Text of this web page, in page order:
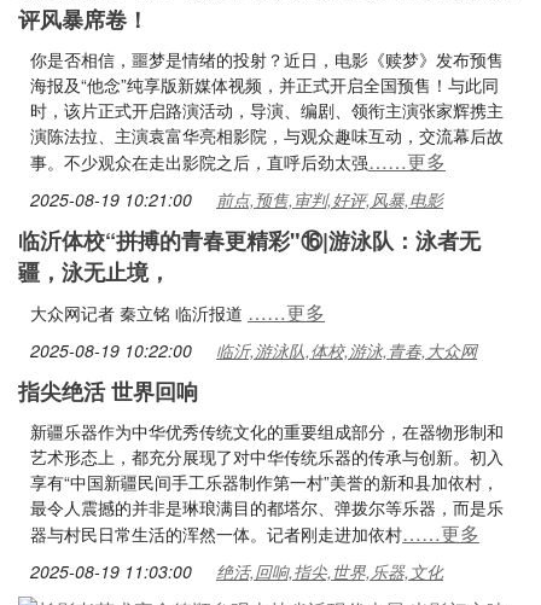
评风暴席卷！
你是否相信，噩梦是情绪的投射？近日，电影《赎梦》发布预售
海报及“他念”纯享版新媒体视频，并正式开启全国预售！与此同
时，该片正式开启路演活动，导演、编剧、领衔主演张家辉携主
演陈法拉、主演袁富华亮相影院，与观众趣味互动，交流幕后故
事。不少观众在走出影院之后，直呼后劲太强……更多
2025-08-19 10:21:00 前点,预售,审判,好评,风暴,电影
临沂体校“拼搏的青春更精彩"⑯|游泳队：泳者无
疆，泳无止境，
大众网记者 秦立铭 临沂报道 ……更多
2025-08-19 10:22:00 临沂,游泳队,体校,游泳,青春,大众网
指尖绝活 世界回响
新疆乐器作为中华优秀传统文化的重要组成部分，在器物形制和
艺术形态上，都充分展现了对中华传统乐器的传承与创新。初入
享有“中国新疆民间手工乐器制作第一村”美誉的新和县加依村，
最令人震撼的并非是琳琅满目的都塔尔、弹拨尔等乐器，而是乐
器与村民日常生活的浑然一体。记者刚走进加依村……更多
2025-08-19 11:03:00 绝活,回响,指尖,世界,乐器,文化